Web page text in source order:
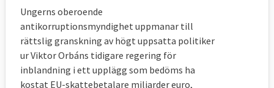
Ungerns oberoende
antikorruptionsmyndighet uppmanar till
rättslig granskning av högt uppsatta politiker
ur Viktor Orbáns tidigare regering för
inblandning i ett upplägg som bedöms ha
kostat EU-skattebetalare miljarder euro,